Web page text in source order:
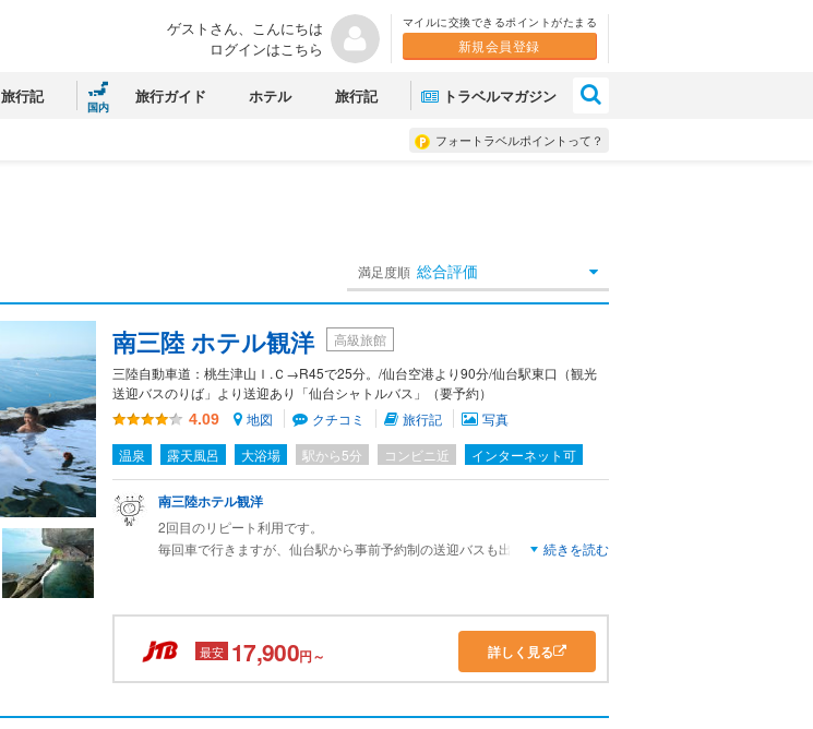
ゲストさん、こんにちは
ログインはこちら
マイルに交換できるポイントがたまる
新規会員登録
旅行記
国内
旅行ガイド ホテル 旅行記 トラベルマガジン
フォートラベルポイントって？
満足度順 総合評価
南三陸 ホテル観洋
高級旅館
三陸自動車道：桃生津山Ｉ.Ｃ→R45で25分。/仙台空港より90分/仙台駅東口（観光
送迎バスのりば」より送迎あり「仙台シャトルバス」（要予約）
4.09 地図 クチコミ 旅行記
写真
温泉
露天風呂 大浴場 駅から5分 コンビニ近 インターネット可
南三陸ホテル観洋
2回目のリピート利用です。
毎回車で行きますが、仙台駅から事前予約制の送迎バスも出ているそうで
できて、ココロ癒されます。
美味しいお料理は海鮮づくしで、鮑が絶品です。朝食は相変わらず種類豊富
でボリューム満点。広々と見やすい朝食会場です。
ゆったりとした贅沢な時間を過ごせました。
続きを読む
最安 17,900円～ 詳しく見る